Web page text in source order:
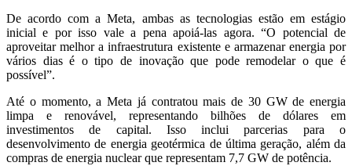
De acordo com a Meta, ambas as tecnologias estão em estágio
inicial e por isso vale a pena apoiá-las agora. “O potencial de
aproveitar melhor a infraestrutura existente e armazenar energia por
vários dias é o tipo de inovação que pode remodelar o que é
possível”.
Até o momento, a Meta já contratou mais de 30 GW de energia
limpa e renovável, representando bilhões de dólares em
investimentos de capital. Isso inclui parcerias para o
desenvolvimento de energia geotérmica de última geração, além da
compras de energia nuclear que representam 7,7 GW de potência.